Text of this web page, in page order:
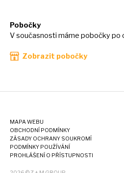
Pobočky
V současnosti máme pobočky po
Zobrazit pobočky
MAPA WEBU
OBCHODNÍ PODMÍNKY
ZÁSADY OCHRANY SOUKROMÍ
PODMÍNKY POUŽÍVÁNÍ
PROHLÁŠENÍ O PŘÍSTUPNOSTI